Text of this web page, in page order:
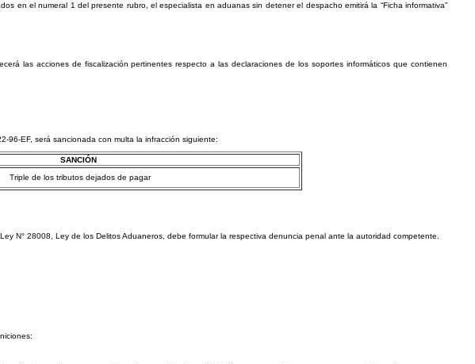
el numeral 1 del presente rubro, el especialista en aduanas sin detener el despacho emitirá la “Ficha informativa”
las acciones de fiscalización pertinentes respecto a las declaraciones de los soportes informáticos que contienen
EF, será sancionada con multa la infracción siguiente:
SANCIÓN
Triple de los tributos dejados de pagar
28008, Ley de los Delitos Aduaneros, debe formular la respectiva denuncia penal ante la autoridad competente.